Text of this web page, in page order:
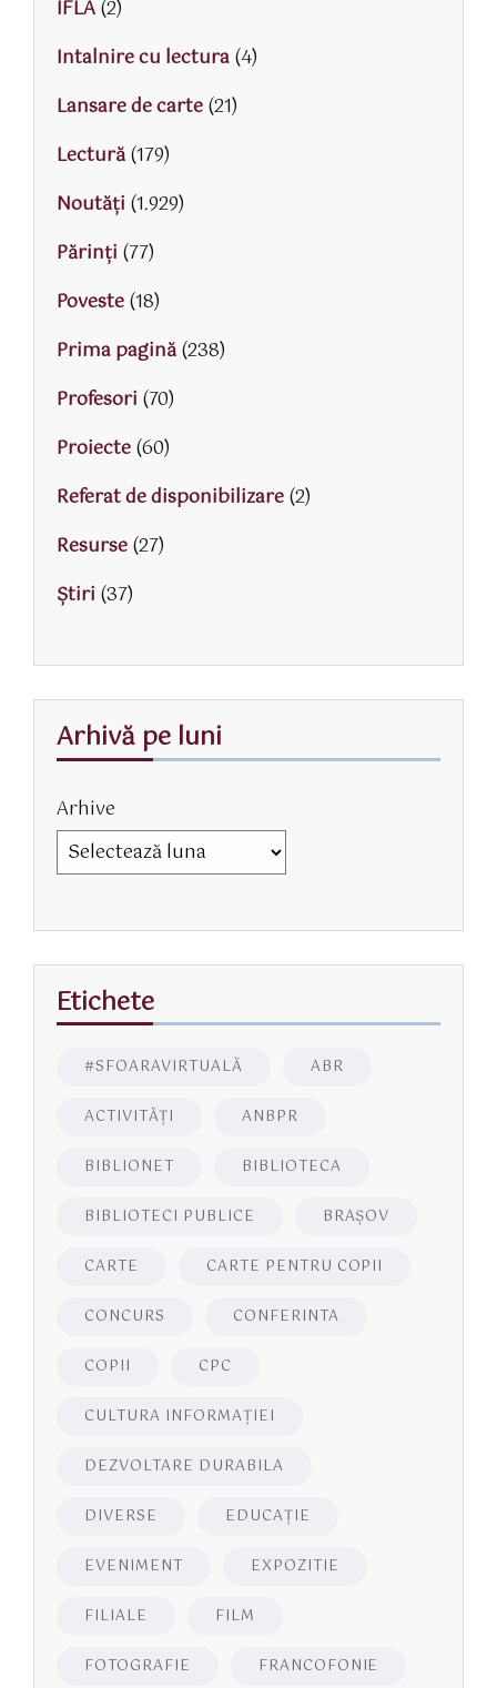
IFLA(2)
Intalnire cu lectura(4)
Lansare de carte(21)
Lectură(179)
Noutăți (1.929)
Părinţi (77)
Poveste(18)
Prima pagină(238)
Profesori (70)
Proiecte(60)
Referat de disponibilizare(2)
Resurse(27)
Știri (37)
Arhivă pe luni
Arhive
Etichete
#SFOARAVIRTUALĂ ABR
ACTIVITĂŢI ANBPR
BIBLIONET BIBLIOTECA
BIBLIOTECI PUBLICE BRAŞOV
CARTE CARTE PENTRU COPII
CONCURS CONFERINTA
COPII CPC
CULTURA INFORMAŢIEI
DEZVOLTARE DURABILA
DIVERSE EDUCAŢIE
EVENIMENT EXPOZITIE
FILIALE FILM
FOTOGRAFIE FRANCOFONIE